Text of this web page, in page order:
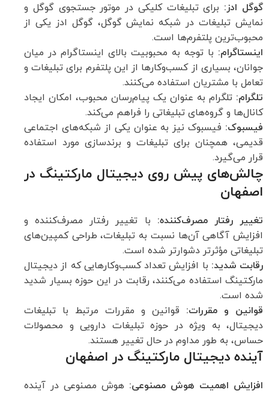
گوگل ادز: برای تبلیغات کلیکی در موتور جستجوی گوگل و
نمایش تبلیغات در شبکه نمایش گوگل، گوگل ادز یکی از
محبوب‌ترین پلتفرم‌ها است.
اینستاگرام: با توجه به محبوبیت بالای اینستاگرام در میان
جوانان، بسیاری از کسب‌وکارها از این پلتفرم برای تبلیغات و
تعامل با مشتریان استفاده می‌کنند.
تلگرام: تلگرام به عنوان یک پیام‌رسان محبوب، امکان ایجاد
کانال‌ها و گروه‌های تبلیغاتی را فراهم می‌کند.
فیسبوک: فیسبوک نیز به عنوان یکی از شبکه‌های اجتماعی
قدیمی، همچنان برای تبلیغات و برندسازی مورد استفاده
قرار می‌گیرد.
چالش‌های پیش روی دیجیتال مارکتینگ در
اصفهان
تغییر رفتار مصرف‌کننده: با تغییر رفتار مصرف‌کننده و
افزایش آگاهی آن‌ها نسبت به تبلیغات، طراحی کمپین‌های
تبلیغاتی مؤثرتر دشوارتر شده است.
رقابت شدید: با افزایش تعداد کسب‌وکارهایی که از دیجیتال
مارکتینگ استفاده می‌کنند، رقابت در این حوزه بسیار شدید
شده است.
قوانین و مقررات: قوانین و مقررات مرتبط با تبلیغات
دیجیتال، به ویژه در حوزه تبلیغات دارویی و محصولات
حساس، به طور مداوم در حال تغییر هستند.
آینده دیجیتال مارکتینگ در اصفهان
افزایش اهمیت هوش مصنوعی: هوش مصنوعی در آینده